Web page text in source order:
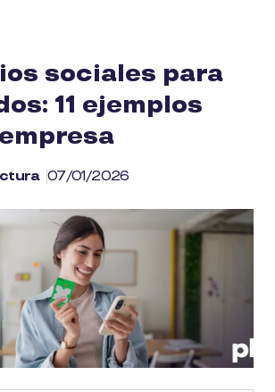
sociales para
11 ejemplos
07/01/2026